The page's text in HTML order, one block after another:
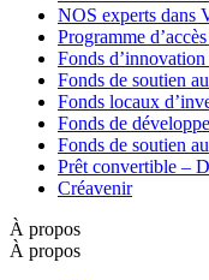
NOS experts dans
Programme
Fonds
Fonds de soutien
Fonds locaux
Fonds de
Fonds de soutien
Prêt convertible –
Créavenir
À propos
À propos